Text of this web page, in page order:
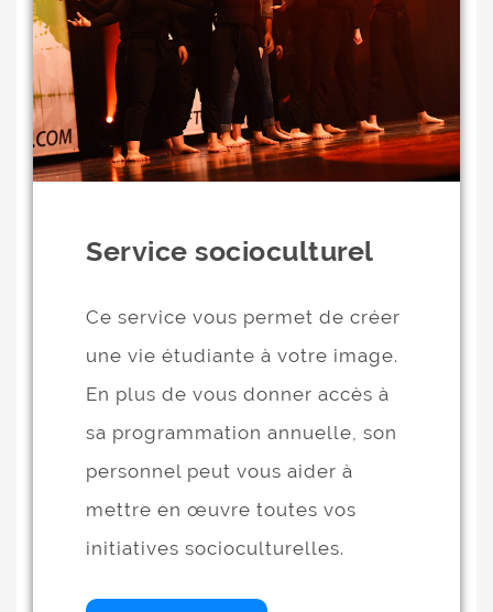
Service socioculturel
Ce service vous permet de créer
une vie étudiante à votre image.
En plus de vous donner accès à
sa programmation annuelle, son
personnel peut vous aider à
mettre en œuvre toutes vos
initiatives socioculturelles.